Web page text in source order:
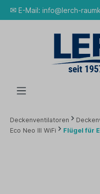
✉ E-Mail: info@lerch-
Deckenventilatoren
Eco Neo III WiFi
Flügel für